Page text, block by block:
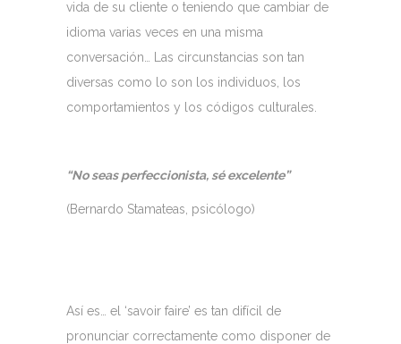
vida de su cliente o teniendo que cambiar de
idioma varias veces en una misma
conversación… Las circunstancias son tan
diversas como lo son los individuos, los
comportamientos y los códigos culturales.
“No seas perfeccionista, sé excelente”
(Bernardo Stamateas, psicólogo)
Así es… el ‘savoir faire’ es tan difícil de
pronunciar correctamente como disponer de